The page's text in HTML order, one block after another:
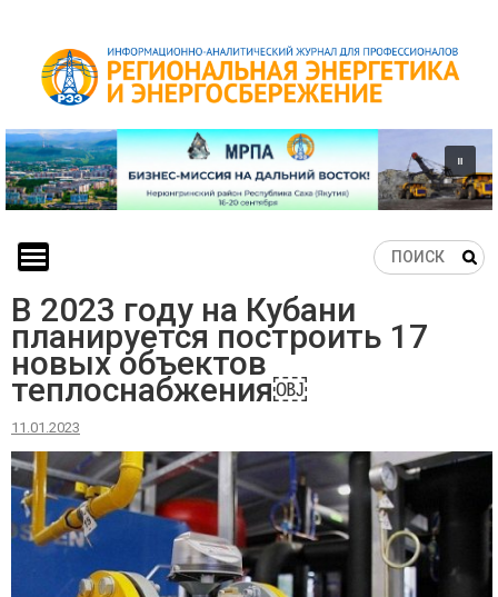
content
В 2023 году на Кубани
планируется построить 17
новых объектов
теплоснабжения￼
11.01.2023